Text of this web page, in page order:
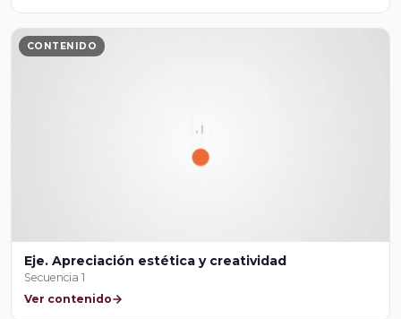
CONTENIDO
Eje. Apreciación estética y creatividad
Secuencia 1
Ver contenido